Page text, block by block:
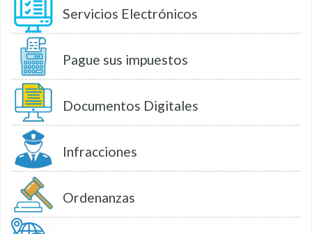
Servicios Electrónicos
Pague sus impuestos
Documentos Digitales
Infracciones
Ordenanzas